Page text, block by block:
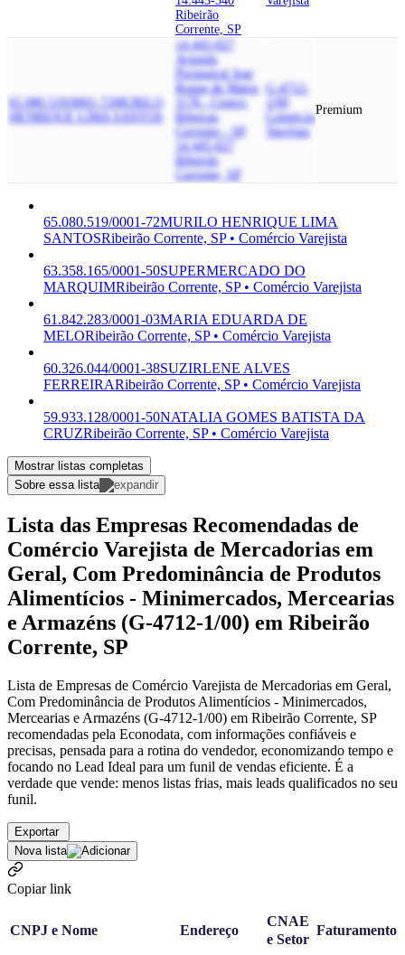
Ribeirão
Corrente, SP
65.080.519/0001-72MURILO
HENRIQUE LIMA SANTOS
14.445-027
Avenida
Perimetral Jose
Roque de Matos,
1178 - Centro,
Ribeirao
Corrente - SP,
14.445-027
Ribeirão
Corrente, SP
G-4712-
1/00
Comércio
Varejista
Premium
65.080.519/0001-72MURILO HENRIQUE LIMA
SANTOSRibeirão Corrente, SP • Comércio Varejista
63.358.165/0001-50SUPERMERCADO DO
MARQUIMRibeirão Corrente, SP • Comércio Varejista
61.842.283/0001-03MARIA EDUARDA DE
MELORibeirão Corrente, SP • Comércio Varejista
60.326.044/0001-38SUZIRLENE ALVES
FERREIRARibeirão Corrente, SP • Comércio Varejista
59.933.128/0001-50NATALIA GOMES BATISTA DA
CRUZRibeirão Corrente, SP • Comércio Varejista
Mostrar listas completas
Sobre essa lista
Lista das Empresas Recomendadas de
Comércio Varejista de Mercadorias em
Geral, Com Predominância de Produtos
Alimentícios - Minimercados, Mercearias
e Armazéns (G-4712-1/00) em Ribeirão
Corrente, SP
Lista de Empresas de Comércio Varejista de Mercadorias em Geral,
Com Predominância de Produtos Alimentícios - Minimercados,
Mercearias e Armazéns (G-4712-1/00) em Ribeirão Corrente, SP
recomendadas pela Econodata, com informações confiáveis e
precisas, pensada para a rotina do vendedor, economizando tempo e
focando no Lead Ideal para um funil de vendas eficiente. É a
verdade que vende: menos listas frias, mais leads qualificados no seu
funil.
Exportar
Nova lista
Copiar link
CNPJ e Nome Endereço
CNAE
e Setor
Faturamento